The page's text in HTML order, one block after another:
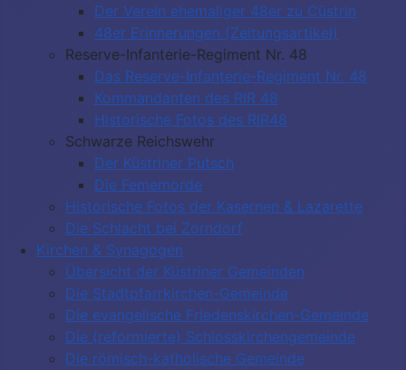
Der Verein ehemaliger 48er zu Cüstrin
48er Erinnerungen (Zeitungsartikel)
Reserve-Infanterie-Regiment Nr. 48
Das Reserve-Infanterie-Regiment Nr. 48
Kommandanten des RIR 48
Historische Fotos des RIR48
Schwarze Reichswehr
Der Küstriner Putsch
Die Fememorde
Historische Fotos der Kasernen & Lazarette
Die Schlacht bei Zorndorf
Kirchen & Synagogen
Übersicht der Küstriner Gemeinden
Die Stadtpfarrkirchen-Gemeinde
Die evangelische Friedenskirchen-Gemeinde
Die (reformierte) Schlosskirchengemeinde
Die römisch-katholische Gemeinde